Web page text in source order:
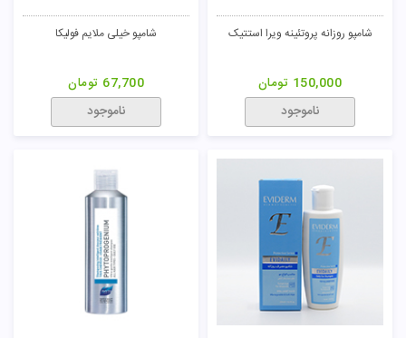
شامپو روزانه پروتئینه ویرا استتیک
150,000 تومان
ناموجود
شامپو خیلی ملایم فولیکا
67,700 تومان
ناموجود